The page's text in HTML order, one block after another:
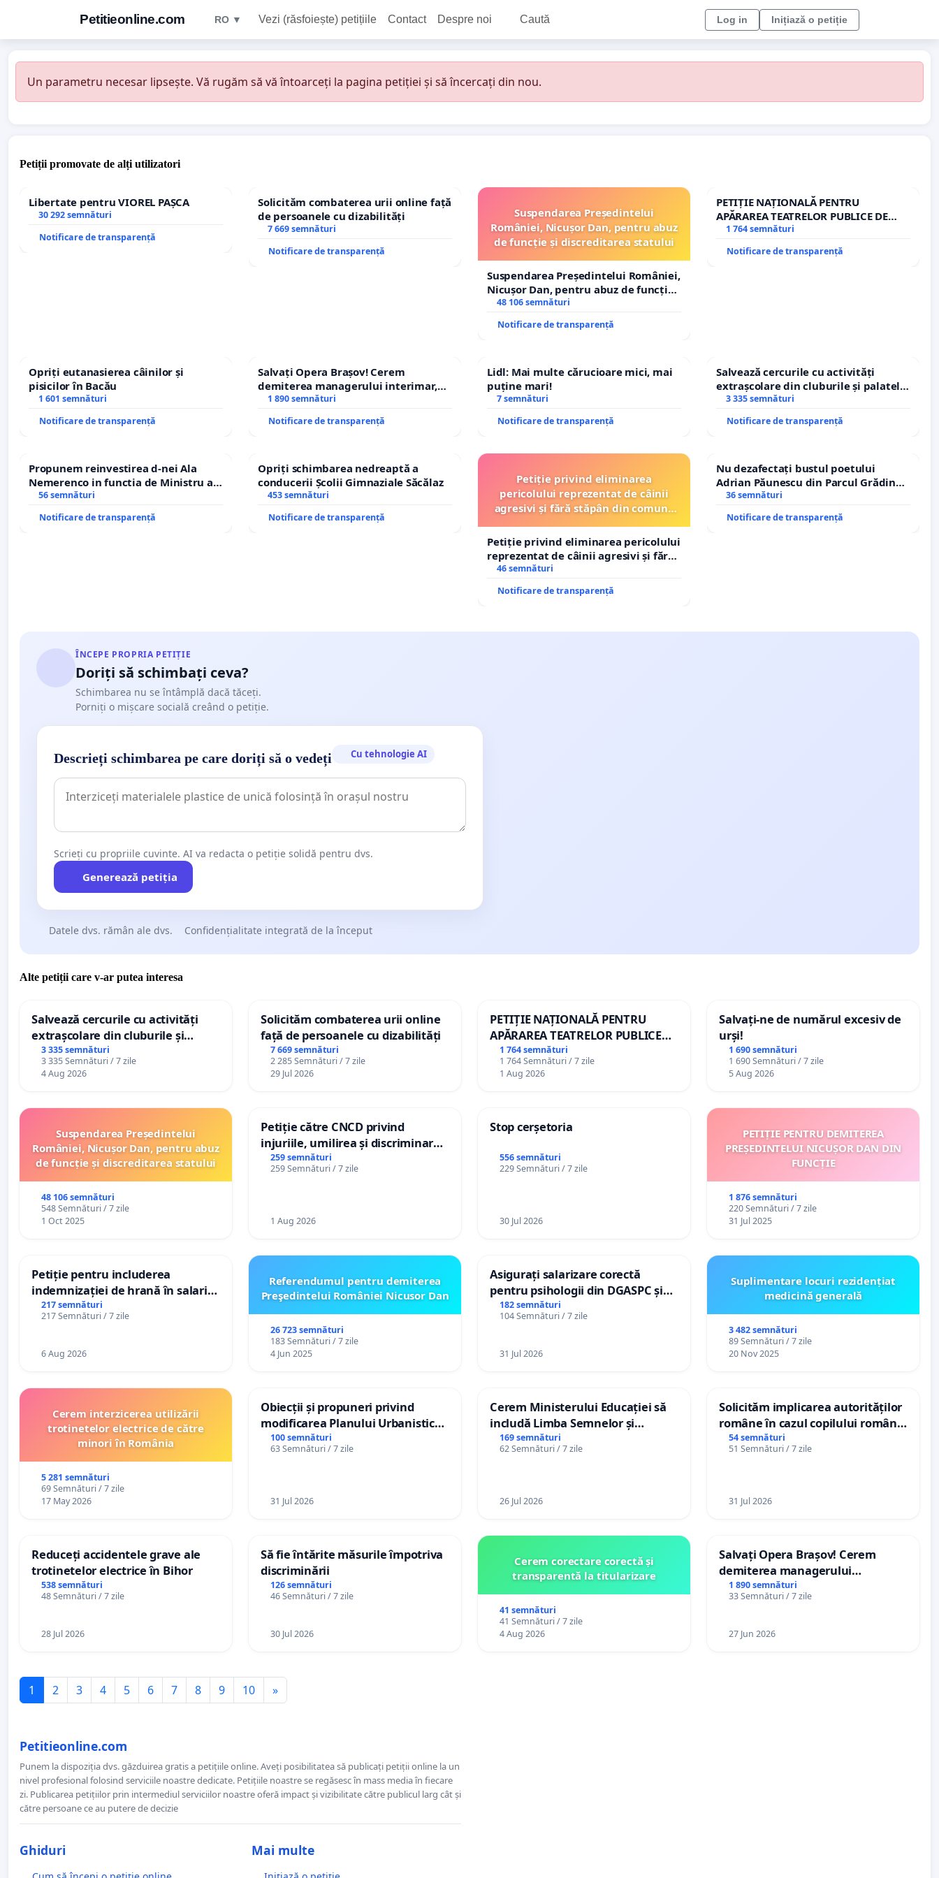
Petitieonline.com RO ▼ Vezi (răsfoiește) petițiile Contact Despre noi Caută Log in Inițiază o petiție
Un parametru necesar lipsește. Vă rugăm să vă întoarceți la pagina petiției și să încercați din nou.
Petiții promovate de alți utilizatori
Libertate pentru VIOREL PAȘCA
30 292 semnături
Notificare de transparență
Solicităm combaterea urii online față
de persoanele cu dizabilități
7 669 semnături
Notificare de transparență
Suspendarea Președintelui
României, Nicușor Dan, pentru abuz
de funcție și discreditarea statului
Suspendarea Președintelui României,
Nicușor Dan, pentru abuz de funcție
și discreditarea statului
48 106 semnături
Notificare de transparență
PETIȚIE NAȚIONALĂ PENTRU
APĂRAREA TEATRELOR PUBLICE DE
REPERTORIU DIN ROMÂNIA
1 764 semnături
Notificare de transparență
Opriți eutanasierea câinilor și
pisicilor în Bacău
1 601 semnături
Notificare de transparență
Salvați Opera Brașov! Cerem
demiterea managerului interimar,
Petrean Lucian-Marius!
1 890 semnături
Notificare de transparență
Lidl: Mai multe cărucioare mici, mai
puține mari!
7 semnături
Notificare de transparență
Salvează cercurile cu activități
extrașcolare din cluburile și palatele
copiilor
3 335 semnături
Notificare de transparență
Propunem reinvestirea d-nei Ala
Nemerenco in functia de Ministru al
Sanatatii
56 semnături
Notificare de transparență
Opriți schimbarea nedreaptă a
conducerii Școlii Gimnaziale Săcălaz
453 semnături
Notificare de transparență
Petiție privind eliminarea
pericolului reprezentat de câinii
agresivi și fără stăpân din comuna
Petiție privind eliminarea pericolului
reprezentat de câinii agresivi și fără
stăpân din comuna Tunari
46 semnături
Notificare de transparență
Nu dezafectați bustul poetului
Adrian Păunescu din Parcul Grădina
Icoanei! Stop cenzurii culturale!
36 semnături
Notificare de transparență
ÎNCEPE PROPRIA PETIȚIE
Doriți să schimbați ceva?
Schimbarea nu se întâmplă dacă tăceți.
Porniți o mișcare socială creând o petiție.
Descrieți schimbarea pe care doriți să o vedeți Cu tehnologie AI
Scrieți cu propriile cuvinte. AI va redacta o petiție solidă pentru dvs.
Generează petiția
Datele dvs. rămân ale dvs. Confidențialitate integrată de la început
Alte petiții care v-ar putea interesa
Salvează cercurile cu activități
extrașcolare din cluburile și
palatele copiilor
3 335 semnături
3 335 Semnături / 7 zile
4 Aug 2026
Solicităm combaterea urii online
față de persoanele cu dizabilități
7 669 semnături
2 285 Semnături / 7 zile
29 Jul 2026
PETIȚIE NAȚIONALĂ PENTRU
APĂRAREA TEATRELOR PUBLICE
DE REPERTORIU DIN ROMÂNIA
1 764 semnături
1 764 Semnături / 7 zile
1 Aug 2026
Salvați-ne de numărul excesiv de
urși!
1 690 semnături
1 690 Semnături / 7 zile
5 Aug 2026
Suspendarea Președintelui
României, Nicușor Dan, pentru abuz
de funcție și discreditarea statului
48 106 semnături
548 Semnături / 7 zile
1 Oct 2025
Petiție către CNCD privind
injuriile, umilirea și discriminarea
persoanelor cu dizabilități de
către utilizatorul TikTok „Gorici”
259 semnături
259 Semnături / 7 zile
1 Aug 2026
Stop cerșetoria
556 semnături
229 Semnături / 7 zile
30 Jul 2026
PETIȚIE PENTRU DEMITEREA
PREȘEDINTELUI NICUȘOR DAN DIN
FUNCȚIE
1 876 semnături
220 Semnături / 7 zile
31 Jul 2025
Petiție pentru includerea
indemnizației de hrană în salariul
de bază și protejarea gradațiilor
de vechime pentru asistenții
217 semnături
217 Semnături / 7 zile
6 Aug 2026
Referendumul pentru demiterea
Preşedintelui României Nicusor Dan
26 723 semnături
183 Semnături / 7 zile
4 Jun 2025
Asigurați salarizare corectă
pentru psihologii din DGASPC și
spitale
182 semnături
104 Semnături / 7 zile
31 Jul 2026
Suplimentare locuri rezidențiat
medicină generală
3 482 semnături
89 Semnături / 7 zile
20 Nov 2025
Cerem interzicerea utilizării
trotinetelor electrice de către
minori în România
5 281 semnături
69 Semnături / 7 zile
17 May 2026
Obiecții și propuneri privind
modificarea Planului Urbanistic
General al orașului Ialoveni
100 semnături
63 Semnături / 7 zile
31 Jul 2026
Cerem Ministerului Educației să
includă Limba Semnelor și
alfabetul Braille în școlile din
Republica Moldova!
169 semnături
62 Semnături / 7 zile
26 Jul 2026
Solicităm implicarea autorităților
române în cazul copilului român
Wiliam Kristian Gheorghe, aflat în
plasament în Danemarca de 12
54 semnături
51 Semnături / 7 zile
31 Jul 2026
Reduceți accidentele grave ale
trotinetelor electrice în Bihor
538 semnături
48 Semnături / 7 zile
28 Jul 2026
Să fie întărite măsurile împotriva
discriminării
126 semnături
46 Semnături / 7 zile
30 Jul 2026
Cerem corectare corectă și
transparentă la titularizare
41 semnături
41 Semnături / 7 zile
4 Aug 2026
Salvați Opera Brașov! Cerem
demiterea managerului
interimar, Petrean Lucian-Marius!
1 890 semnături
33 Semnături / 7 zile
27 Jun 2026
1 2 3 4 5 6 7 8 9 10 »
Petitieonline.com
Punem la dispoziția dvs. găzduirea gratis a petițiile online. Aveți posibilitatea să publicați petiții online la un
nivel profesional folosind serviciile noastre dedicate. Petițiile noastre se regăsesc în mass media în fiecare
zi. Publicarea petițiilor prin intermediul serviciilor noastre oferă impact și vizibilitate către publicul larg cât și
către persoane ce au putere de decizie
Ghiduri Mai multe